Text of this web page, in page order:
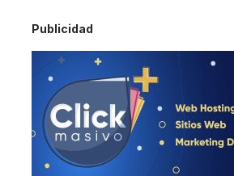
Publicidad